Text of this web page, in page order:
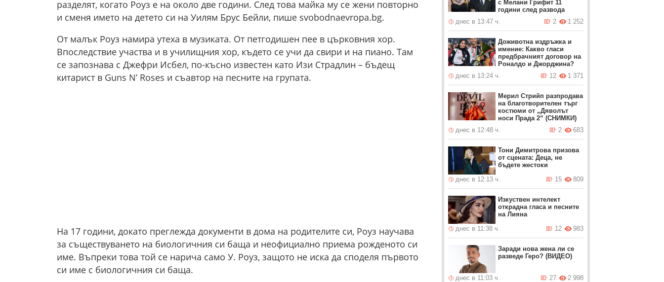
разделят, когато Роуз е на около две години. След това майка му се жени повторно
и сменя името на детето си на Уилям Брус Бейли, пише svobodnaevropa.bg.
От малък Роуз намира утеха в музиката. От петгодишен пее в църковния хор.
Впоследствие участва и в училищния хор, където се учи да свири и на пиано. Там
се запознава с Джефри Исбел, по-късно известен като Изи Страдлин – бъдещ
китарист в Guns N’ Roses и съавтор на песните на групата.
На 17 години, докато преглежда документи в дома на родителите си, Роуз научава
за съществуването на биологичния си баща и неофициално приема рожденото си
име. Въпреки това той се нарича само У. Роуз, защото не иска да споделя първото
си име с биологичния си баща.
с Мелани Грифит 11
години след развода
днес в 13:47 ч.
1 252
2
Доживотна издръжка и
имение: Какво гласи
предбрачният договор на
Роналдо и Джорджина?
днес в 13:24 ч.
1 371
12
Мерил Стрийп разпродава
на благотворителен търг
костюми от „Дяволът
носи Прада 2“ (СНИМКИ)
днес в 12:48 ч.
683
2
Тони Димитрова призова
от сцената: Деца, не
бъдете жестоки
днес в 12:13 ч.
809
15
Изкуствен интелект
открадна гласа и песните
на Лияна
днес в 11:38 ч.
983
12
Заради нова жена ли се
разведе Геро? (ВИДЕО)
днес в 11:03 ч. 2 998
27